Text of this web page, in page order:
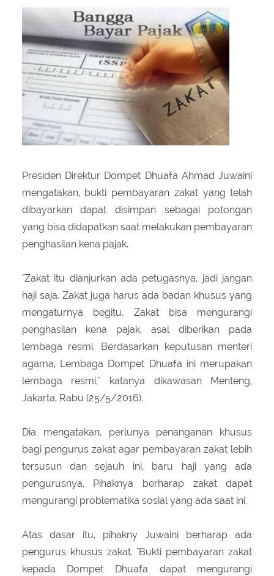
Peraturan Pengampunan Pajak
Infografis Pengampunan Pajak
About Us
Q & A Pajak
Kontak Kami
Sitemap
Presiden Direktur Dompet Dhuafa Ahmad Juwaini
mengatakan, bukti pembayaran zakat yang telah
dibayarkan dapat disimpan sebagai potongan
yang bisa didapatkan saat melakukan pembayaran
penghasilan kena pajak.
"Zakat itu dianjurkan ada petugasnya, jadi jangan
haji saja. Zakat juga harus ada badan khusus yang
mengaturnya begitu. Zakat bisa mengurangi
penghasilan kena pajak, asal diberikan pada
lembaga resmi. Berdasarkan keputusan menteri
agama, Lembaga Dompet Dhuafa ini merupakan
lembaga resmi," katanya dikawasan Menteng,
Jakarta, Rabu (25/5/2016).
Dia mengatakan, perlunya penanganan khusus
bagi pengurus zakat agar pembayaran zakat lebih
tersusun dan sejauh ini, baru haji yang ada
pengurusnya. Pihaknya berharap zakat dapat
mengurangi problematika sosial yang ada saat ini.
Atas dasar itu, pihakny Juwaini berharap ada
pengurus khusus zakat. "Bukti pembayaran zakat
kepada Dompet Dhuafa dapat mengurangi